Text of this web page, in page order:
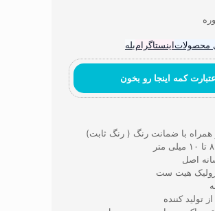
محصولاتاینستاگرامبله
کمه اینجا رو بخون
با ضمانت رنگ ( رنگ ثابت)
هیت ست
تولید کننده